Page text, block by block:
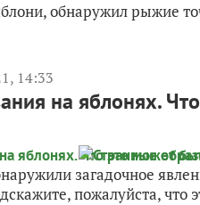
обнаружил рыжие
14:33
на яблонях.
загадочное
пожалуйста, что